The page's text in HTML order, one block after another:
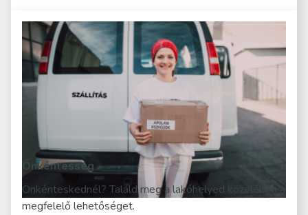
Önkéntesség
Önkénteskednél? Találd meg a lakóhelyed közelében a
megfelelő lehetőséget.